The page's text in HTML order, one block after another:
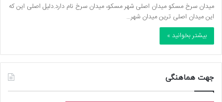
میدان سرخ مسکو میدان اصلی شهر مسکو، میدان سرخ نام دارد.دلیل اصلی این که
این میدان اصلی ترین میدان شهر…
بیشتر بخوانید »
جهت هماهنگی